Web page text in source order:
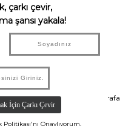
Vilac - Ahşap Şemsiye - Zürafa